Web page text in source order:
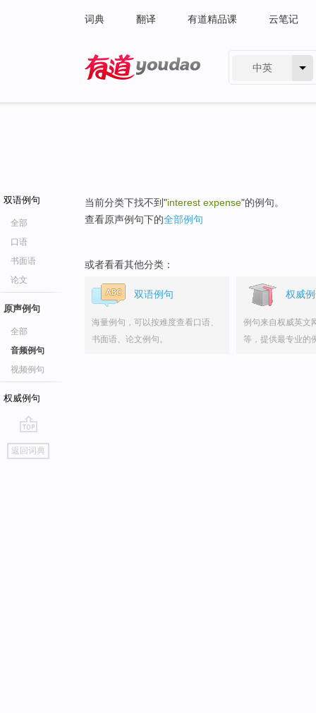
词典 翻译 有道精品课 云笔记
中英
双语例句
全部
口语
书面语
论文
原声例句
全部
音频例句
视频例句
权威例句
go
top
返回词典
当前分类下找不到"interest expense"的例句。
查看原声例句下的全部例句
或者看看其他分类：
双语例句
海量例句，可以按难度查看口语、
书面语、论文例句。
权威
例句来自权威英文
等，提供最专业的